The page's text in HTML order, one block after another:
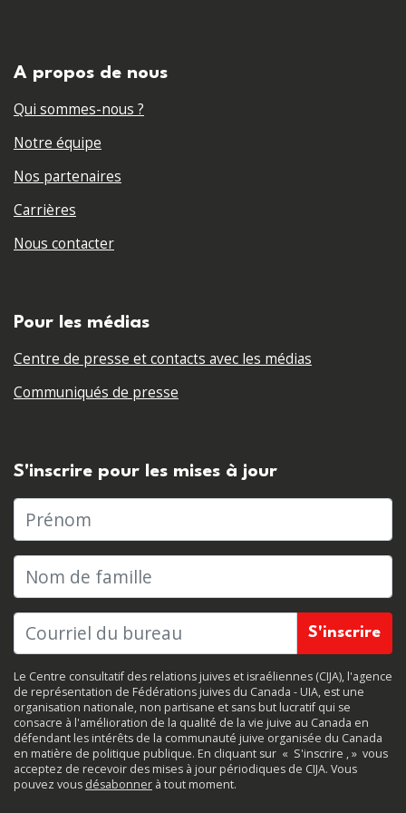
A propos de nous
Qui sommes-nous ?
Notre équipe
Nos partenaires
Carrières
Nous contacter
Pour les médias
Centre de presse et contacts avec les médias
Communiqués de presse
S'inscrire pour les mises à jour
Prénom
Nom de famille
Le Centre consultatif des relations juives et israéliennes (CIJA), l'agence
de représentation de Fédérations juives du Canada - UIA, est une
organisation nationale, non partisane et sans but lucratif qui se
consacre à l'amélioration de la qualité de la vie juive au Canada en
défendant les intérêts de la communauté juive organisée du Canada
en matière de politique publique. En cliquant sur « S'inscrire , » vous
acceptez de recevoir des mises à jour périodiques de CIJA. Vous
pouvez vous désabonner à tout moment.